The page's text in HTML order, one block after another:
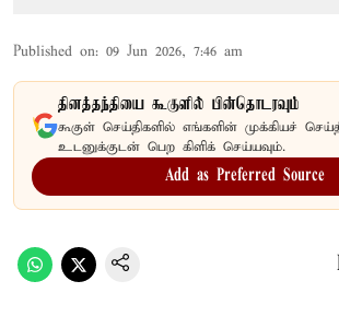
Published on: 09 Jun 2026, 7:46 am
தினத்தந்தியை கூகுளில் பின்தொடரவும்
கூகுள் செய்திகளில் எங்களின் முக்கியச்
உடனுக்குடன் பெற கிளிக் செய்யவும்.
Add as Preferred Source